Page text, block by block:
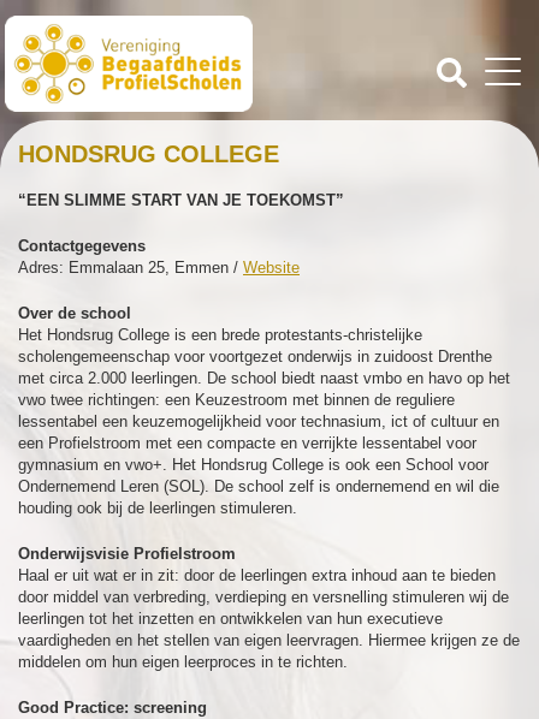
HONDSRUG COLLEGE
“EEN SLIMME START VAN JE TOEKOMST”
Contactgegevens
Adres: Emmalaan 25, Emmen / Website
Over de school
Het Hondsrug College is een brede protestants-christelijke
scholengemeenschap voor voortgezet onderwijs in zuidoost Drenthe
met circa 2.000 leerlingen. De school biedt naast vmbo en havo op het
vwo twee richtingen: een Keuzestroom met binnen de reguliere
lessentabel een keuzemogelijkheid voor technasium, ict of cultuur en
een Profielstroom met een compacte en verrijkte lessentabel voor
gymnasium en vwo+. Het Hondsrug College is ook een School voor
Ondernemend Leren (SOL). De school zelf is ondernemend en wil die
houding ook bij de leerlingen stimuleren.
Onderwijsvisie Profielstroom
Haal er uit wat er in zit: door de leerlingen extra inhoud aan te bieden
door middel van verbreding, verdieping en versnelling stimuleren wij de
leerlingen tot het inzetten en ontwikkelen van hun executieve
vaardigheden en het stellen van eigen leervragen. Hiermee krijgen ze de
middelen om hun eigen leerproces in te richten.
Good Practice: screening